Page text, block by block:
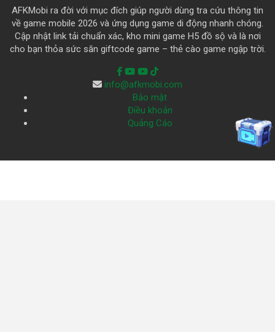
AFKMobi ra đời với mục đích giúp người dùng tra cứu thông tin
về game mobile 2026 và ứng dụng game di động nhanh chóng.
Cập nhật link tải chuẩn xác, kho mini game H5 đồ sộ và là nơi
cho bạn thỏa sức săn giftcode game – thẻ cào game ngập trời.
info@afkmobi.com
Bảo mật
Điều khoản
Quảng Cáo